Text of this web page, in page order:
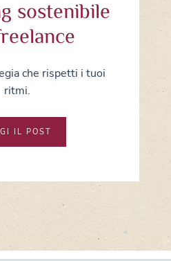
sostenibile
che rispetti i tuoi
ritmi.
IL POST